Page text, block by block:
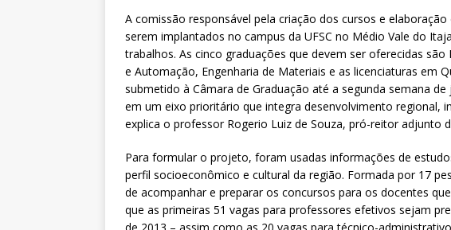
A comissão responsável pela criação dos cursos e
serem implantados no campus da UFSC no Médio Vale do
trabalhos. As cinco graduações que devem ser oferecidas são
e Automação, Engenharia de Materiais e as licenciaturas em
submetido à Câmara de Graduação até a segunda semana
em um eixo prioritário que integra desenvolvimento regional,
explica o professor Rogerio Luiz de Souza, pró-reitor adjunto
Para formular o projeto, foram usadas informações de
perfil socioeconômico e cultural da região. Formada por 17
de acompanhar e preparar os concursos para os docentes
que as primeiras 51 vagas para professores efetivos sejam